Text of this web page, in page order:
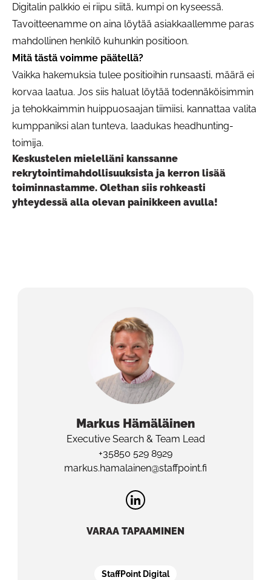
Digitalin palkkio ei riipu siitä, kumpi on kyseessä.
Tavoitteenamme on aina löytää asiakkaallemme paras
mahdollinen henkilö kuhunkin positioon.
Mitä tästä voimme päätellä?
Vaikka hakemuksia tulee positioihin runsaasti, määrä ei
korvaa laatua. Jos siis haluat löytää todennäköisimmin
ja tehokkaimmin huippuosaajan tiimiisi, kannattaa valita
kumppaniksi alan tunteva, laadukas headhunting-
toimija.
Keskustelen mielelläni kanssanne
rekrytointimahdollisuuksista ja kerron lisää
toiminnastamme. Olethan siis rohkeasti
yhteydessä alla olevan painikkeen avulla!
Markus Hämäläinen
Executive Search & Team Lead
+35850 529 8929
markus.hamalainen@staffpoint.fi
VARAA TAPAAMINEN
StaffPoint Digital